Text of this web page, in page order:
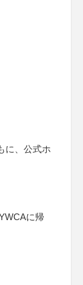
に、公式ホ
に帰